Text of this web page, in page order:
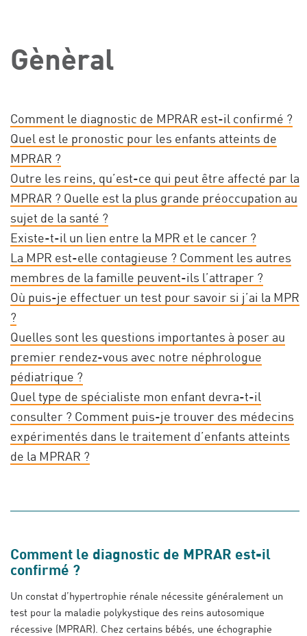
Gènèral
Comment le diagnostic de MPRAR est-il confirmé ?
Quel est le pronostic pour les enfants atteints de
MPRAR ?
Outre les reins, qu’est-ce qui peut être affecté par la
MPRAR ? Quelle est la plus grande préoccupation au
sujet de la santé ?
Existe-t-il un lien entre la MPR et le cancer ?
La MPR est-elle contagieuse ? Comment les autres
membres de la famille peuvent-ils l’attraper ?
Où puis-je effectuer un test pour savoir si j’ai la MPR
?
Quelles sont les questions importantes à poser au
premier rendez-vous avec notre néphrologue
pédiatrique ?
Quel type de spécialiste mon enfant devra-t-il
consulter ? Comment puis-je trouver des médecins
expérimentés dans le traitement d’enfants atteints
de la MPRAR ?
Comment le diagnostic de MPRAR est-il
confirmé ?
Un constat d’hypertrophie rénale nécessite généralement un
test pour la maladie polykystique des reins autosomique
récessive (MPRAR). Chez certains bébés, une échographie